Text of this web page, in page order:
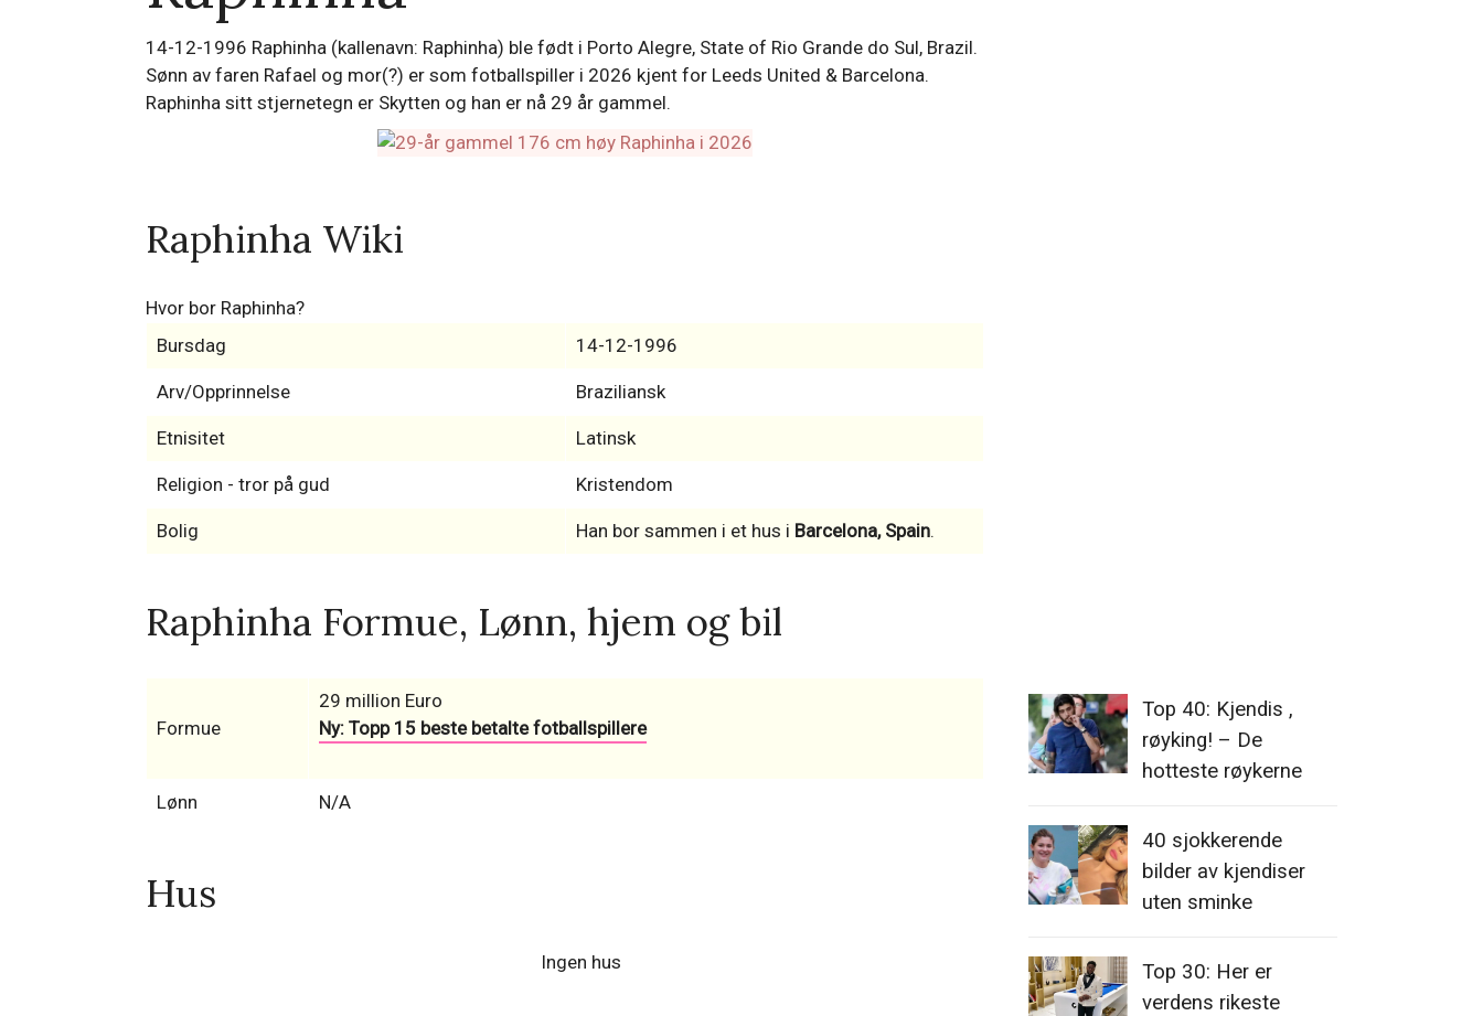
14-12-1996 Raphinha (kallenavn: Raphinha) ble født i Porto Alegre, State of Rio Grande do Sul, Brazil.
Sønn av faren Rafael og mor(?) er som fotballspiller i 2026 kjent for Leeds United & Barcelona.
Raphinha sitt stjernetegn er Skytten og han er nå 29 år gammel.
Raphinha Wiki
Hvor bor Raphinha?
Bursdag
14-12-1996
Arv/Opprinnelse Braziliansk
Etnisitet Latinsk
Religion - tror på gud Kristendom
Bolig Han bor sammen i et hus i Barcelona, Spain.
Raphinha Formue, Lønn, hjem og bil
Formue
29 million Euro
Ny: Topp 15 beste betalte fotballspillere
Lønn N/A
Hus
Ingen hus
Top 40: Kjendis ,
røyking! – De
hotteste røykerne
40 sjokkerende
bilder av kjendiser
uten sminke
Top 30: Her er
verdens rikeste